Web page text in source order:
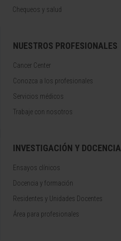
Chequeos y salud
NUESTROS PROFESIONALES
Cancer Center
Conozca a los profesionales
Servicios médicos
Trabaje con nosotros
INVESTIGACIÓN Y DOCENCIA
Ensayos clínicos
Docencia y formación
Residentes y Unidades Docentes
Área para profesionales